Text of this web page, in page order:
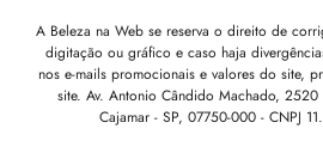
A Beleza na Web se reserva o direito de
digitação ou gráfico e caso haja
nos e-mails promocionais e valores do site,
site. Av. Antonio Cândido Machado, 2520
Cajamar - SP, 07750-000 - CNPJ